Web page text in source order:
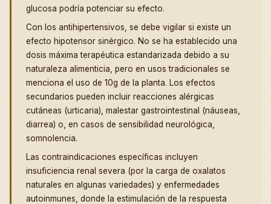
glucosa podría potenciar su efecto.
Con los antihipertensivos, se debe vigilar si existe un
efecto hipotensor sinérgico. No se ha establecido una
dosis máxima terapéutica estandarizada debido a su
naturaleza alimenticia, pero en usos tradicionales se
menciona el uso de 10g de la planta. Los efectos
secundarios pueden incluir reacciones alérgicas
cutáneas (urticaria), malestar gastrointestinal (náuseas,
diarrea) o, en casos de sensibilidad neurológica,
somnolencia.
Las contraindicaciones específicas incluyen
insuficiencia renal severa (por la carga de oxalatos
naturales en algunas variedades) y enfermedades
autoinmunes, donde la estimulación de la respuesta